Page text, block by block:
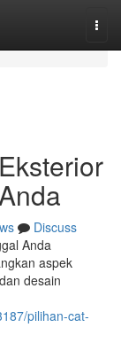
Discuss
Anda
aspek
desain
pilihan-cat-